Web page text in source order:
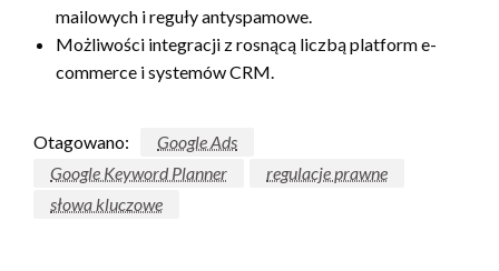
mailowych i reguły antyspamowe.
Możliwości integracji z rosnącą liczbą platform e-
commerce i systemów CRM.
Otagowano:
Google Ads
Google Keyword Planner
regulacje prawne
słowa kluczowe